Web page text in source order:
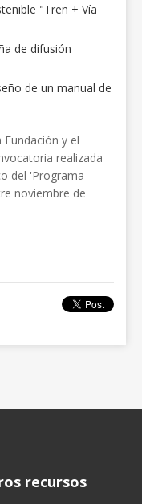
"Tren + Vía
de difusión
de un manual de
y el
realizada
del 'Programa
noviembre de
recursos